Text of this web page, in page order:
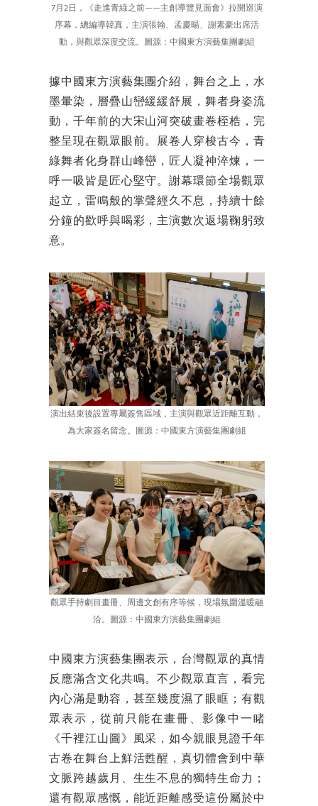
7月2日，《走進青綠之前——主創導覽見面會》拉開巡演
序幕，總編導韓真，主演張翰、孟慶暘、謝素豪出席活
動，與觀眾深度交流。圖源：中國東方演藝集團劇組
據中國東方演藝集團介紹，舞台之上，水
墨暈染，層疊山巒緩緩舒展，舞者身姿流
動，千年前的大宋山河突破畫卷桎梏，完
整呈現在觀眾眼前。展卷人穿梭古今，青
綠舞者化身群山峰巒，匠人凝神淬煉，一
呼一吸皆是匠心堅守。謝幕環節全場觀眾
起立，雷鳴般的掌聲經久不息，持續十餘
分鐘的歡呼與喝彩，主演數次返場鞠躬致
意。
演出結束後設置專屬簽售區域，主演與觀眾近距離互動，
為大家簽名留念。圖源：中國東方演藝集團劇組
觀眾手持劇目畫冊、周邊文創有序等候，現場氛圍溫暖融
洽。圖源：中國東方演藝集團劇組
中國東方演藝集團表示，台灣觀眾的真情
反應滿含文化共鳴。不少觀眾直言，看完
內心滿是動容，甚至幾度濕了眼眶；有觀
眾表示，從前只能在畫冊、影像中一睹
《千裡江山圖》風采，如今親眼見證千年
古卷在舞台上鮮活甦醒，真切體會到中華
文脈跨越歲月、生生不息的獨特生命力；
還有觀眾感慨，能近距離感受這份屬於中